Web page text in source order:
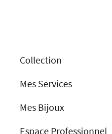
Collection
Mes Services
Mes Bijoux
Espace Professionnel